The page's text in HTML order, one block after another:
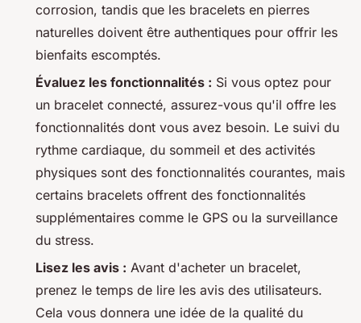
corrosion, tandis que les bracelets en pierres
naturelles doivent être authentiques pour offrir les
bienfaits escomptés.
Évaluez les fonctionnalités : Si vous optez pour
un bracelet connecté, assurez-vous qu'il offre les
fonctionnalités dont vous avez besoin. Le suivi du
rythme cardiaque, du sommeil et des activités
physiques sont des fonctionnalités courantes, mais
certains bracelets offrent des fonctionnalités
supplémentaires comme le GPS ou la surveillance
du stress.
Lisez les avis : Avant d'acheter un bracelet,
prenez le temps de lire les avis des utilisateurs.
Cela vous donnera une idée de la qualité du